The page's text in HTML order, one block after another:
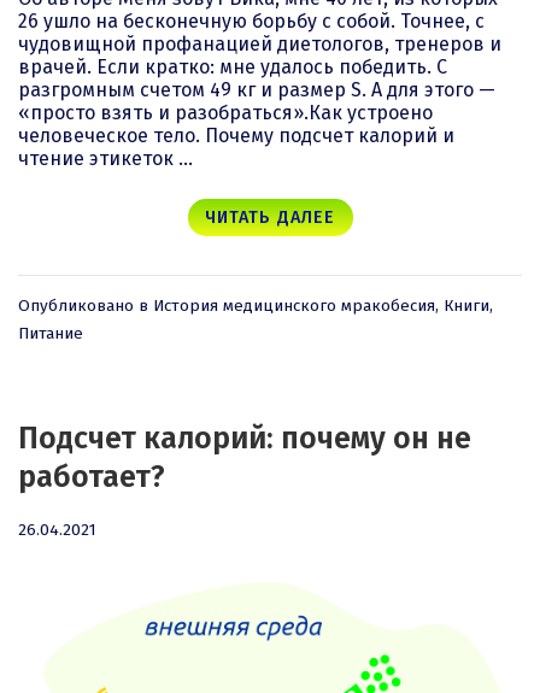
26 ушло на бесконечную борьбу с собой. Точнее, с
чудовищной профанацией диетологов, тренеров и
врачей. Если кратко: мне удалось победить. С
разгромным счетом 49 кг и размер S. А для этого —
«просто взять и разобраться».Как устроено
человеческое тело. Почему подсчет калорий и
чтение этикеток …
ЧИТАТЬ ДАЛЕЕ
Опубликовано в История медицинского мракобесия, Книги,
Питание
Подсчет калорий: почему он не
работает?
26.04.2021